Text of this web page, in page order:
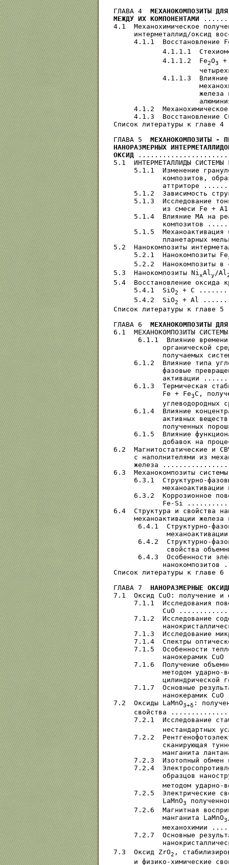
ГЛАВА 4 МЕХАНОКОМПОЗИТЫ
МЕЖДУ ИХ КОМПОНЕНТАМИ
4.1  Механохимическое
интерметаллид/оксид
4.1.1  Восстановление
4.1.1.1
            4.1.1.2  Fe
2O3
4.1.1.3
железа
4.1.2
4.1.3  Восстановление
Список литературы к
ГЛАВА 5 МЕХАНОКОМПОЗИТЫ -
НАНОРАЗМЕРНЫХ
ОКСИД
5.1  ИНТЕРМЕТАЛЛИДЫ
5.1.1  Изменение
композитов,
аттриторе
5.1.2  Зависимость
5.1.3  Исследование
из смеси Fe +
5.1.4  Влияние МА на
композитов
5.1.5  Механоактивация
планетарных
5.2  Нанокомпозиты
     5.2.1  Нанокомпозиты Fе
5.2.2  Нанокомпозиты в
5.3  Нанокомпозиты NixAly/Аl
5.4  Восстановление
     5.4.1  SiO
2
+ C
     5.4.2  SiO
2
+ Аl
Список литературы к
ГЛАВА 6 МЕХАНОКОМПОЗИТЫ
6.1  МЕХАНОКОМПОЗИТЫ
6.1.1  Влияние
органической
получаемых
6.1.2  Влияние типа
фазовые
активации
6.1.3  Термическая
            Fe + Fe
3C,
углеводородных
6.1.4  Влияние
активных
полученных
6.1.5  Влияние
добавок на
6.2  Магнитостатические и
с наполнителями из
железа
6.3  Механокомпозиты
6.3.1  Структурно-
механоактивации
6.3.2  Коррозионное
Fe-Si
6.4  Структура и свойства
механоактивации железа
6.4.1  Структурно-
6.4.2  Структурно-
свойства
6.4.3  Особенности
нанокомпозитов
Список литературы к
ГЛАВА 7 НАНОРАЗМЕРНЫЕ
7.1  Оксид СuО: получение
7.1.1  Исследования
СuО
7.1.2  Исследование
7.1.3  Исследование
7.1.4  Спектры
7.1.5  Особенности
нанокерамик СuО
7.1.6  Получение
методом ударно-
цилиндрической
7.1.7  Основные
нанокерамик СuО
7.2  Оксиды LaMnO3+δ :
свойства
7.2.1  Исследование
нестандартных
7.2.2
сканирующая
манганита
7.2.3  Изотопный обмен
7.2.4
образцов
методом ударно-
7.2.5  Электрические
            LaMnO
3
7.2.6  Магнитная
            манганита LaMnO
механохимии
7.2.7  Основные
7.3  Оксид ZrO2 ,
и физико-химические